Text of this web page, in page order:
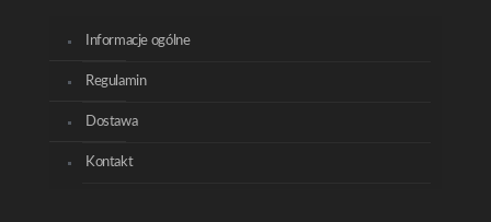
Informacje ogólne
Regulamin
Dostawa
Kontakt